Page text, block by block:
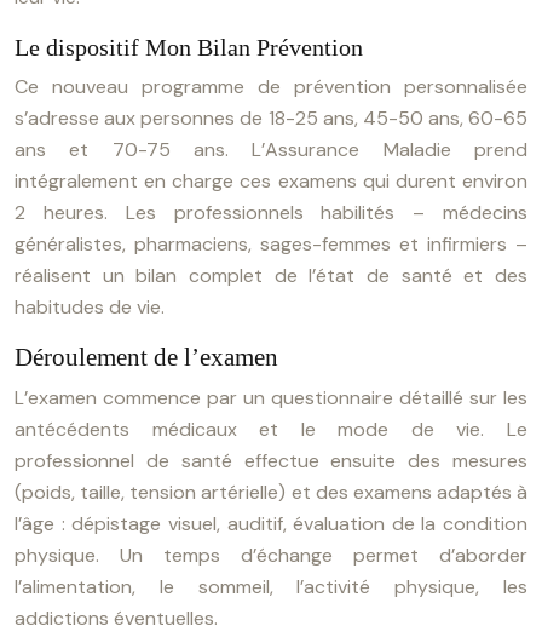
Le dispositif Mon Bilan Prévention
Ce nouveau programme de prévention personnalisée
s’adresse aux personnes de 18-25 ans, 45-50 ans, 60-65
ans et 70-75 ans. L’Assurance Maladie prend
intégralement en charge ces examens qui durent environ
2 heures. Les professionnels habilités – médecins
généralistes, pharmaciens, sages-femmes et infirmiers –
réalisent un bilan complet de l’état de santé et des
habitudes de vie.
Déroulement de l’examen
L’examen commence par un questionnaire détaillé sur les
antécédents médicaux et le mode de vie. Le
professionnel de santé effectue ensuite des mesures
(poids, taille, tension artérielle) et des examens adaptés à
l’âge : dépistage visuel, auditif, évaluation de la condition
physique. Un temps d’échange permet d’aborder
l’alimentation, le sommeil, l’activité physique, les
addictions éventuelles.